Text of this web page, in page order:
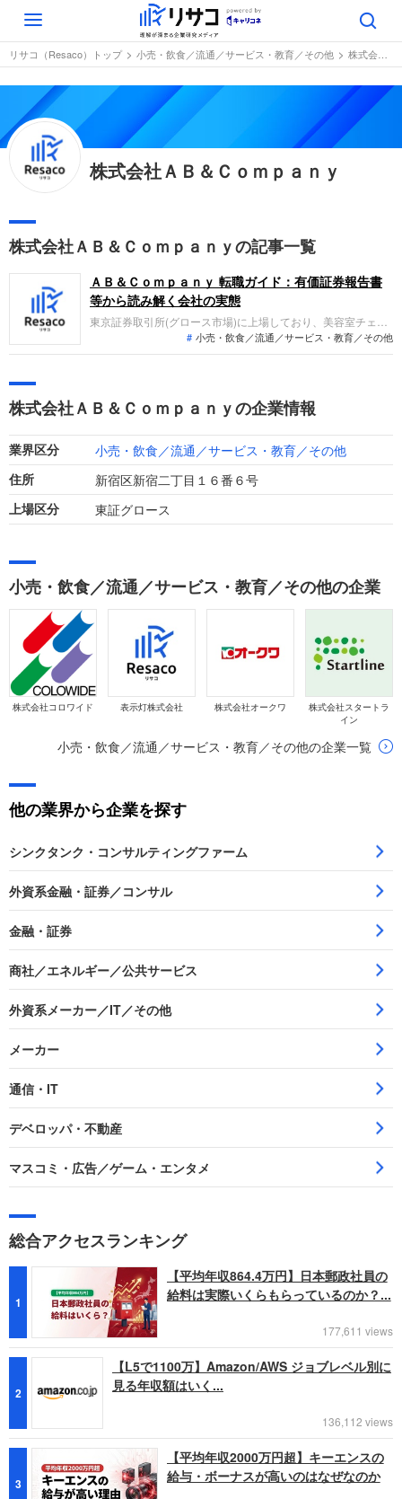
Toggle
navigation
リサコ（Resaco）トップ 小売・飲食／流通／サービス・教育／その他 株式会社ＡＢ＆Ｃｏｍｐａｎｙ
株式会社ＡＢ＆Ｃｏｍｐａｎｙ
株式会社ＡＢ＆Ｃｏｍｐａｎｙの記事一覧
ＡＢ＆Ｃｏｍｐａｎｙ 転職ガイド：有価証券報告書
等から読み解く会社の実態
東京証券取引所(グロース市場)に上場しており、美容室チェー
ン「Agu.」の直営店運営およびフランチャイズ展開を主要事業
としています。2025年10月期の連結業績は、店舗数の拡大に
小売・飲食／流通／サービス・教育／その他
株式会社ＡＢ＆Ｃｏｍｐａｎｙの企業情報
業界区分 小売・飲食／流通／サービス・教育／その他
住所 新宿区新宿二丁目１６番６号
上場区分 東証グロース
小売・飲食／流通／サービス・教育／その他の企業
株式会社コロワイド 表示灯株式会社 株式会社オークワ
株式会社スタートラ
イン
小売・飲食／流通／サービス・教育／その他の企業一覧
他の業界から企業を探す
シンクタンク・コンサルティングファーム
外資系金融・証券／コンサル
金融・証券
商社／エネルギー／公共サービス
外資系メーカー／IT／その他
メーカー
通信・IT
デベロッパ・不動産
マスコミ・広告／ゲーム・エンタメ
総合アクセスランキング
1
【平均年収864.4万円】日本郵政社員の
給料は実際いくらもらっているのか？...
177,611 views
2
【L5で1100万】Amazon/AWS ジョブレベル別に
見る年収額はいく...
136,112 views
3
【平均年収2000万円超】キーエンスの
給与・ボーナスが高いのはなぜなのか